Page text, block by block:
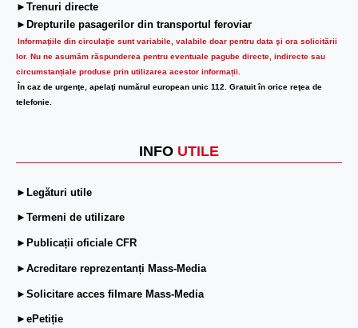
►Trenuri directe
►Drepturile pasagerilor din transportul feroviar
Informaţiile din circulaţie sunt variabile, valabile doar pentru data şi ora solicitării
lor. Nu ne asumăm răspunderea pentru eventuale pagube directe, indirecte sau
circumstanțiale produse prin utilizarea acestor informații.
În caz de urgenţe, apelaţi numărul european unic 112. Gratuit în orice reţea de
telefonie.
INFO UTILE
►Legături utile
►Termeni de utilizare
►Publicații oficiale CFR
►Acreditare reprezentanți Mass-Media
►Solicitare acces filmare Mass-Media
►ePetiție